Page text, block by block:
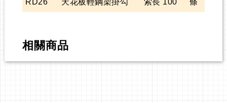
相關商品